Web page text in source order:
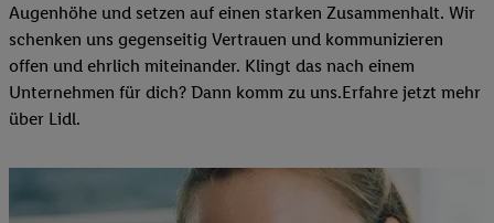
Augenhöhe und setzen auf einen starken Zusammenhalt. Wir
schenken uns gegenseitig Vertrauen und kommunizieren
offen und ehrlich miteinander. Klingt das nach einem
Unternehmen für dich? Dann komm zu uns.​Erfahre jetzt mehr
über Lidl.